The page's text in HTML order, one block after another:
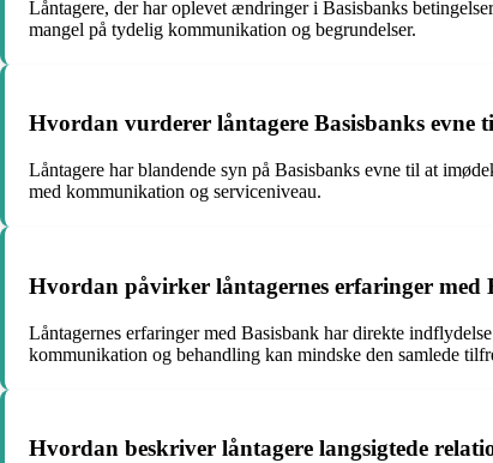
Låntagere, der har oplevet ændringer i Basisbanks
mangel på tydelig kommunikation og begrundelser.
Hvordan vurderer låntagere Basisbanks evne
Låntagere har blandende syn på Basisbanks evne til at
med kommunikation og serviceniveau.
Hvordan påvirker låntagernes erfaringer med
Låntagernes erfaringer med Basisbank har direkte
kommunikation og behandling kan mindske den samlede
Hvordan beskriver låntagere langsigtede